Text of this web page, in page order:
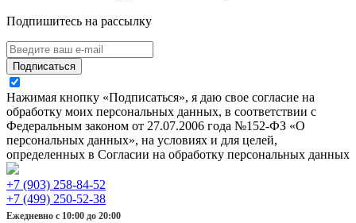
Подпишитесь на рассылку
Подписаться
Нажимая кнопку «Подписаться», я даю свое согласие на
обработку моих персональных данных, в соответствии с
Федеральным законом от 27.07.2006 года №152-ФЗ «О
персональных данных», на условиях и для целей,
определенных в Согласии на обработку персональных данных
+7 (903) 258-84-52
+7 (499) 250-52-38
Ежедневно с 10:00 до 20:00